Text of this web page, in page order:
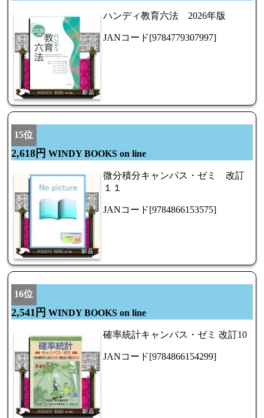
ハンディ教育六法 2026年版
JANコード[9784779307997]
15位
2,618円 WINDY BOOKS on line
微分積分キャンパス・ゼミ 改訂
１１
JANコード[9784866153575]
16位
2,541円 WINDY BOOKS on line
確率統計キャンパス・ゼミ 改訂10
JANコード[9784866154299]